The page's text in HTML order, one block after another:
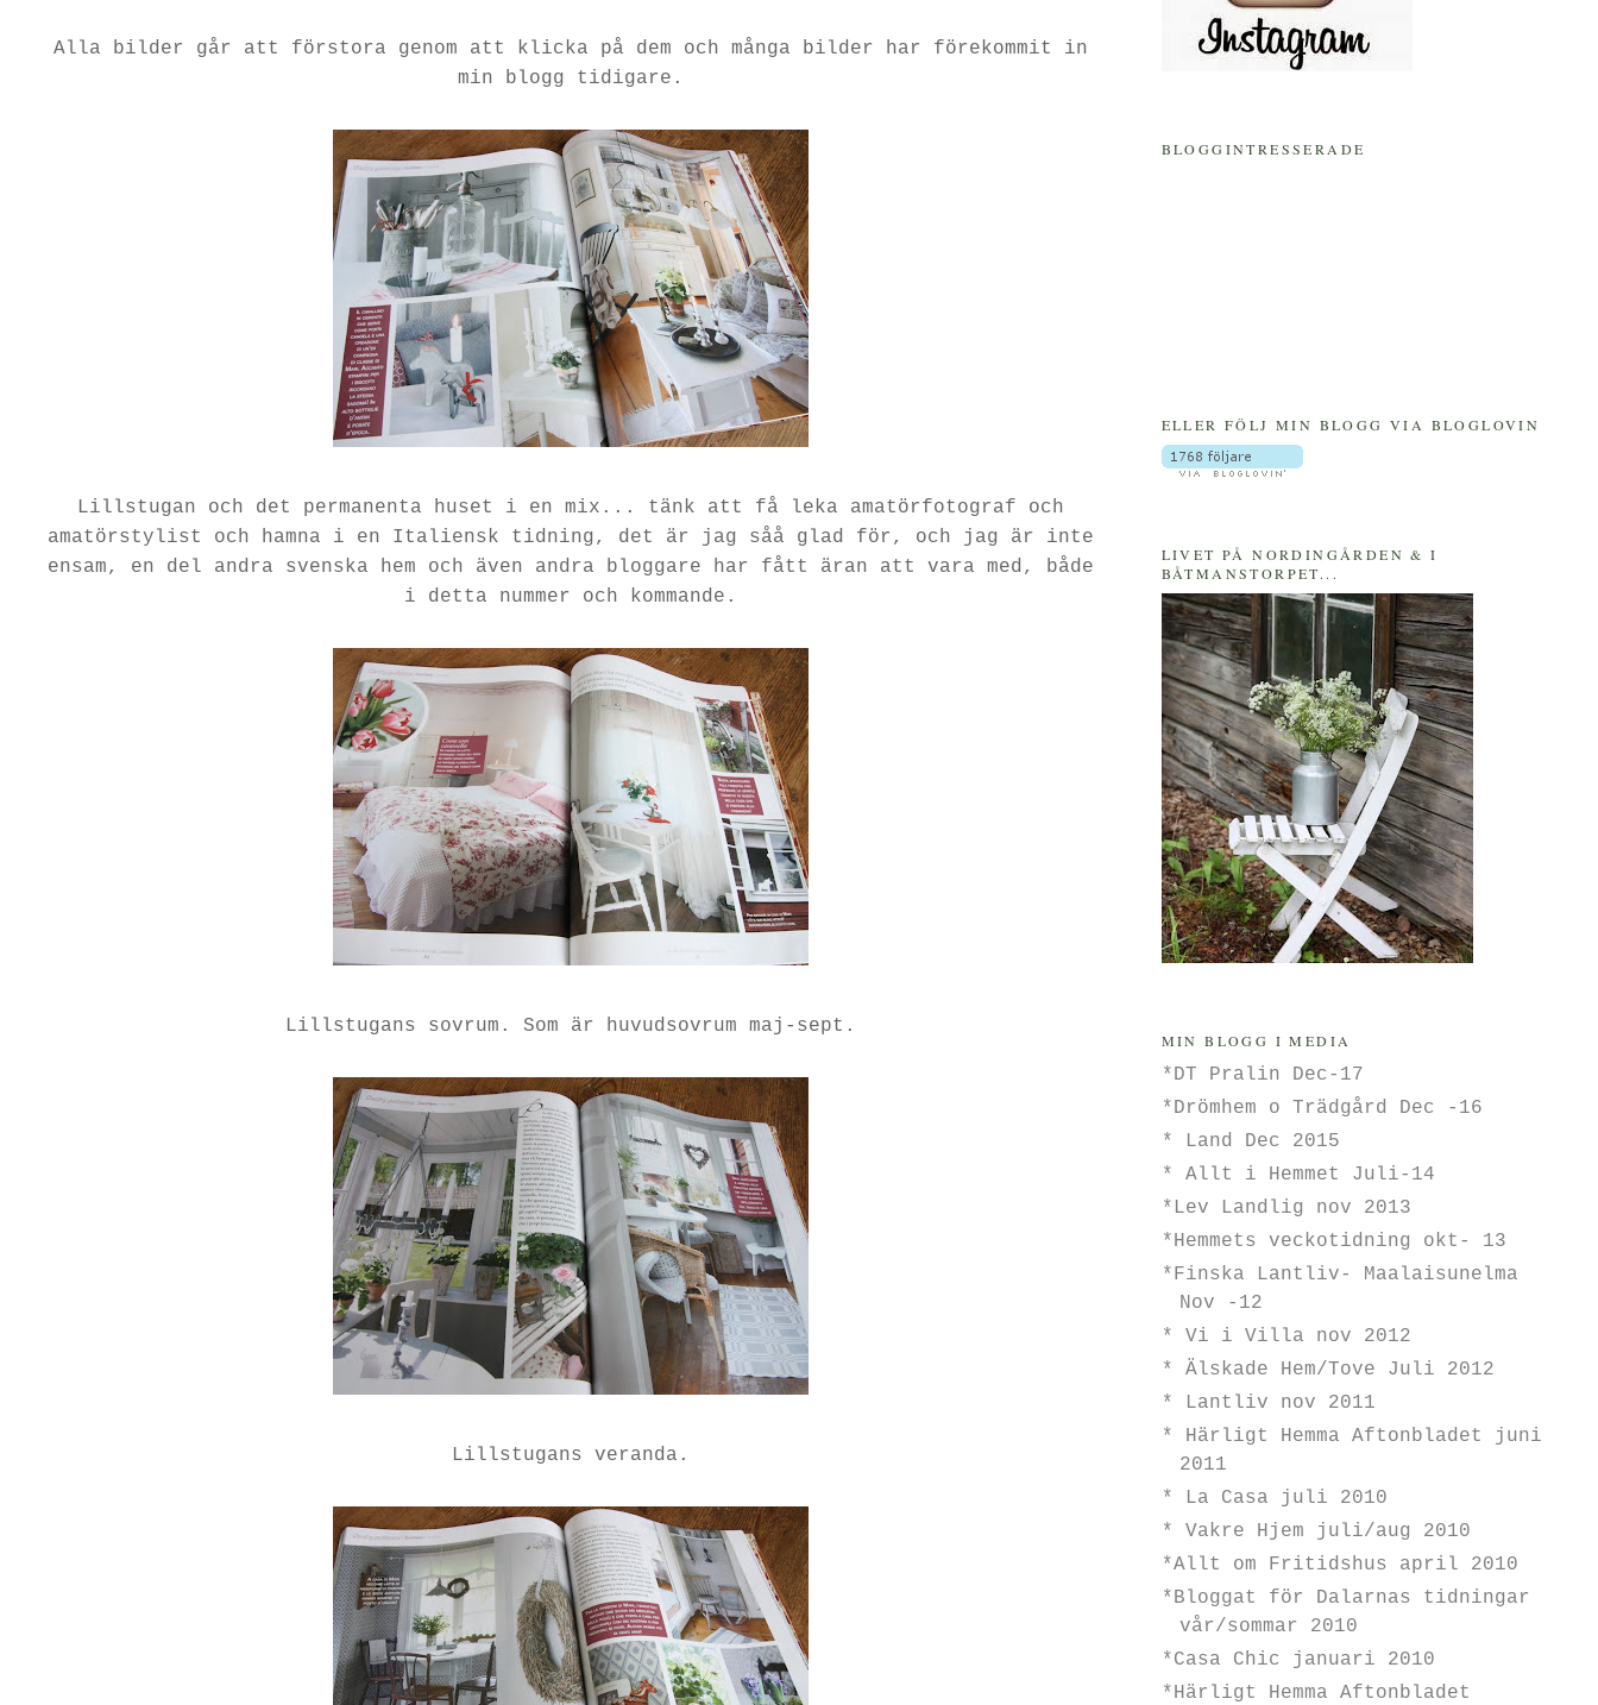
Alla bilder går att förstora genom att klicka på dem och många bilder har förekommit in
min blogg tidigare.
Lillstugan och det permanenta huset i en mix... tänk att få leka amatörfotograf och
amatörstylist och hamna i en Italiensk tidning, det är jag såå glad för, och jag är inte
ensam, en del andra svenska hem och även andra bloggare har fått äran att vara med, både
i detta nummer och kommande.
Lillstugans sovrum. Som är huvudsovrum maj-sept.
Lillstugans veranda.
BLOGGINTRESSERADE
ELLER FÖLJ MIN BLOGG VIA BLOGLOVIN
LIVET PÅ NORDINGÅRDEN & I
BÅTMANSTORPET...
MIN BLOGG I MEDIA
*DT Pralin Dec-17
*Drömhem o Trädgård Dec -16
* Land Dec 2015
* Allt i Hemmet Juli-14
*Lev Landlig nov 2013
*Hemmets veckotidning okt- 13
*Finska Lantliv- Maalaisunelma
Nov -12
* Vi i Villa nov 2012
* Älskade Hem/Tove Juli 2012
* Lantliv nov 2011
* Härligt Hemma Aftonbladet juni
2011
* La Casa juli 2010
* Vakre Hjem juli/aug 2010
*Allt om Fritidshus april 2010
*Bloggat för Dalarnas tidningar
vår/sommar 2010
*Casa Chic januari 2010
*Härligt Hemma Aftonbladet